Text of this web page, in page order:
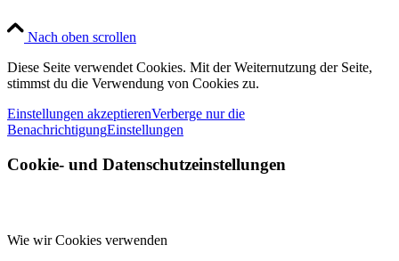
Nach oben scrollen
Diese Seite verwendet Cookies. Mit der Weiternutzung der Seite,
stimmst du die Verwendung von Cookies zu.
Einstellungen akzeptierenVerberge nur die
BenachrichtigungEinstellungen
Cookie- und Datenschutzeinstellungen
Wie wir Cookies verwenden